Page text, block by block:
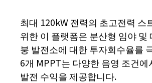
최대 120kW 전력의 초고전력 스
위한 이 플랫폼은 분산형 임야 및
붕 발전소에 대한 투자회수율를
6개 MPPT는 다양한 음영 조건에
발전 수익을 제공합니다.